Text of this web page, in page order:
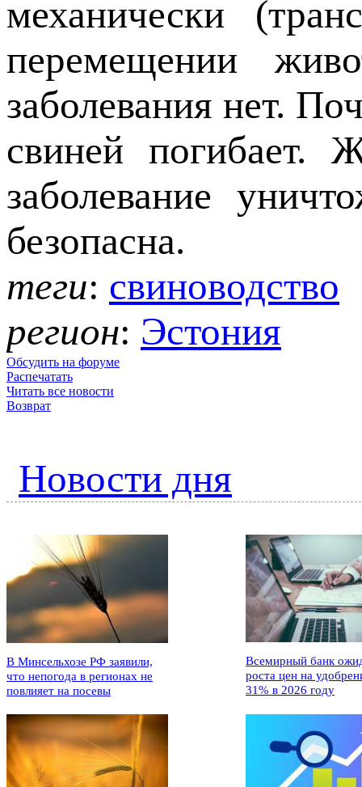
механически
перемещении
заболевания нет.
свиней погибает.
заболевание
безопасна.
теги: свиноводство
регион: Эстония
Обсудить на форуме
Распечатать
Читать все новости
Возврат
Новости дня
В Минсельхозе РФ заявили,
что непогода в регионах не
повлияет на посевы
Всемирный банк
роста цен на
31% в 2026 году